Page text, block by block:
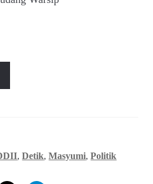
,Detik,Masyumi,Politik